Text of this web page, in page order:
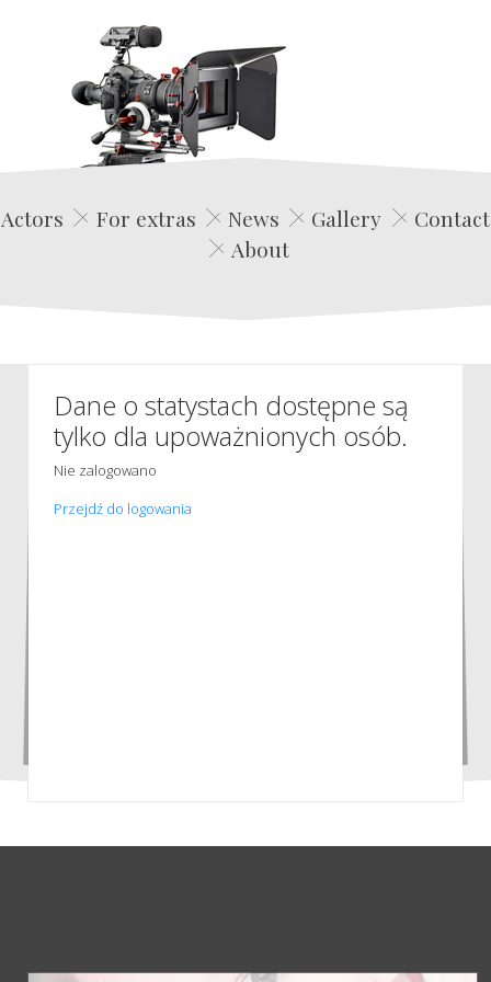
Edwin Film Agencja Aktorska
Actors For extras News Gallery
Contact
About
Dane o statystach dostępne są
tylko dla upoważnionych osób.
Nie zalogowano
Przejdź do logowania